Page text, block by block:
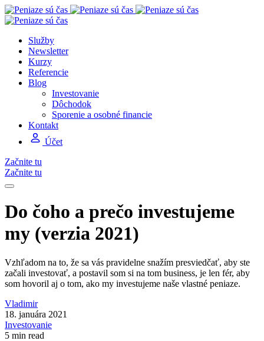
Služby
Newsletter
Kurzy
Referencie
Blog
Investovanie
Dôchodok
Sporenie a osobné financie
Kontakt
Účet
Začnite tu
Začnite tu
Do čoho a prečo investujeme
my (verzia 2021)
Vzhľadom na to, že sa vás pravidelne snažím presviedčať, aby ste
začali investovať, a postavil som si na tom business, je len fér, aby
som hovoril aj o tom, ako my investujeme naše vlastné peniaze.
Vladimir
18. januára 2021
Investovanie
5 min read